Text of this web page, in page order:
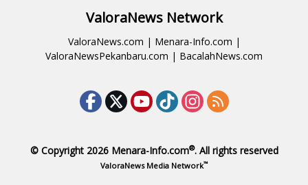
ValoraNews Network
ValoraNews.com | Menara-Info.com |
ValoraNewsPekanbaru.com | BacalahNews.com
© Copyright 2026 Menara-Info.com®. All rights reserved
ValoraNews Media Network™